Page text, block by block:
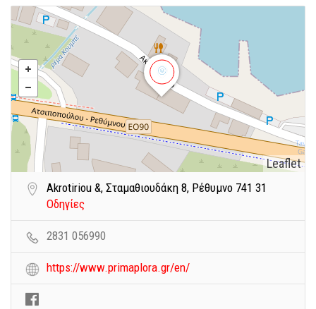
Leaflet
Akrotiriou &, Σταμαθιουδάκη 8, Ρέθυμνο 741 31
Οδηγίες
2831 056990
https://www.primaplora.gr/en/